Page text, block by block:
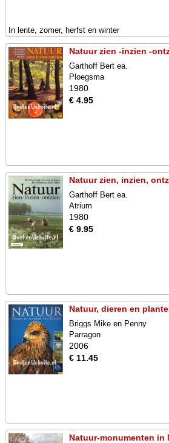
In lente, zomer, herfst en winter
Natuur zien -inzien -
Garthoff Bert ea.
Ploegsma
1980
€ 4.95
Natuur zien, inzien,
Garthoff Bert ea.
Atrium
1980
€ 9.95
Natuur, dieren en
Briggs Mike en Penny
Parragon
2006
€ 11.45
Natuur-monumenten in